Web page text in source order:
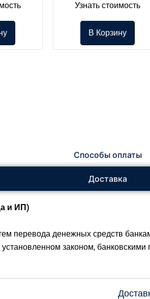
Узнать стоимость
В Корзину
Способы оплаты
Доставка
и ИП)
перевода денежных средств
установленном законом,